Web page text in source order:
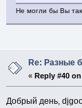
Не могли бы Вы
Re: Разные
«Reply #40
Добрый день,